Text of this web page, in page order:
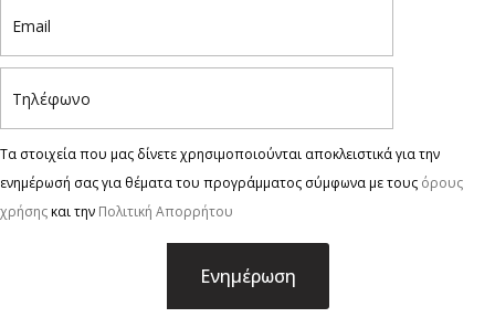
Τα στοιχεία που μας δίνετε χρησιμοποιούνται αποκλειστικά για την
ενημέρωσή σας για θέματα του προγράμματος σύμφωνα με τους όρους
χρήσηςκαι την Πολιτική Απορρήτου